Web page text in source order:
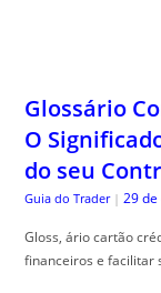
Glossário
O
do seu
Guia do Trader | 29
Gloss, ário cartão
financeiros e facilitar